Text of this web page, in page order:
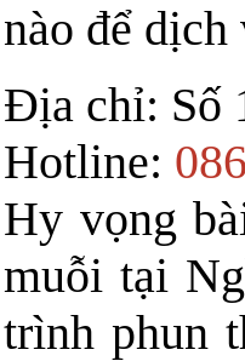
nào để
Địa chỉ: Số
Hotline:
Hy vọng
muỗi tại
trình phun